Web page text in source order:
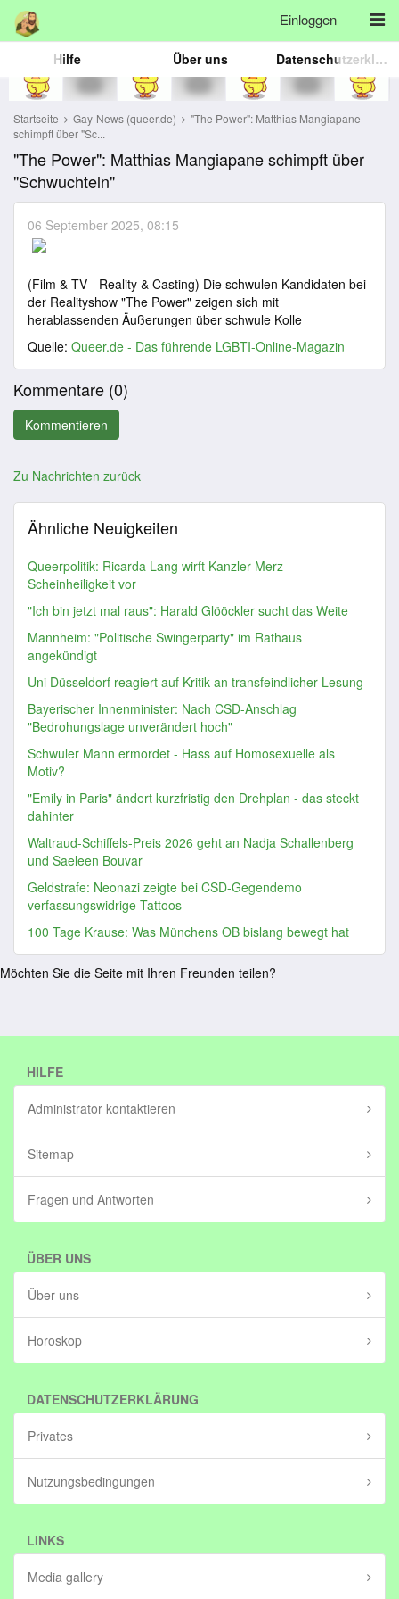
Einloggen
Hilfe Über uns Datenschutzerklärung
Startseite Gay-News (queer.de)
"The Power": Matthias Mangiapane
schimpft über "Sc...
"The Power": Matthias Mangiapane schimpft über
"Schwuchteln"
06 September 2025, 08:15
(Film & TV - Reality & Casting) Die schwulen Kandidaten bei
der Realityshow "The Power" zeigen sich mit
herablassenden Äußerungen über schwule Kolle
Quelle: Queer.de - Das führende LGBTI-Online-Magazin
Kommentare (0)
Zu Nachrichten zurück
Ähnliche Neuigkeiten
Queerpolitik: Ricarda Lang wirft Kanzler Merz
Scheinheiligkeit vor
"Ich bin jetzt mal raus": Harald Glööckler sucht das Weite
Mannheim: "Politische Swingerparty" im Rathaus
angekündigt
Uni Düsseldorf reagiert auf Kritik an transfeindlicher Lesung
Bayerischer Innenminister: Nach CSD-Anschlag
"Bedrohungslage unverändert hoch"
Schwuler Mann ermordet - Hass auf Homosexuelle als
Motiv?
"Emily in Paris" ändert kurzfristig den Drehplan - das steckt
dahinter
Waltraud-Schiffels-Preis 2026 geht an Nadja Schallenberg
und Saeleen Bouvar
Geldstrafe: Neonazi zeigte bei CSD-Gegendemo
verfassungswidrige Tattoos
100 Tage Krause: Was Münchens OB bislang bewegt hat
Möchten Sie die Seite mit Ihren Freunden teilen?
HILFE
Administrator kontaktieren
Sitemap
Fragen und Antworten
ÜBER UNS
Über uns
Horoskop
DATENSCHUTZERKLÄRUNG
Privates
Nutzungsbedingungen
LINKS
Media gallery